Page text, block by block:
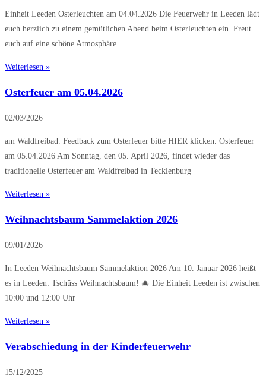
Einheit Leeden Osterleuchten am 04.04.2026 Die Feuerwehr in Leeden lädt
euch herzlich zu einem gemütlichen Abend beim Osterleuchten ein. Freut
euch auf eine schöne Atmosphäre
Weiterlesen »
Osterfeuer am 05.04.2026
02/03/2026
am Waldfreibad. Feedback zum Osterfeuer bitte HIER klicken. Osterfeuer
am 05.04.2026 Am Sonntag, den 05. April 2026, findet wieder das
traditionelle Osterfeuer am Waldfreibad in Tecklenburg
Weiterlesen »
Weihnachtsbaum Sammelaktion 2026
09/01/2026
In Leeden Weihnachtsbaum Sammelaktion 2026 Am 10. Januar 2026 heißt
es in Leeden: Tschüss Weihnachtsbaum! 🎄 Die Einheit Leeden ist zwischen
10:00 und 12:00 Uhr
Weiterlesen »
Verabschiedung in der Kinderfeuerwehr
15/12/2025